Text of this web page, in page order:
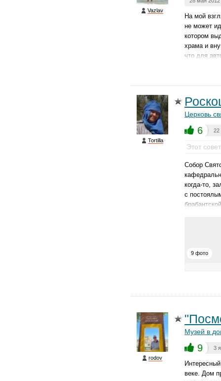
Vazlav
На мой
не может
котором
храма и
что для
Tortilla
Церковь
6 22
Этот
Собор
когда-то,
с
9 фото
rodov
Музей в
9 3
веке. Дом